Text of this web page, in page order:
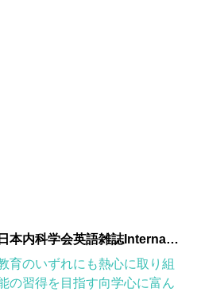
森岳雄助教の症例報告が日本内科学会英語雑誌Internal Medicineに掲載されました
育のいずれにも熱心に取り組
の習得を目指す向学心に富ん